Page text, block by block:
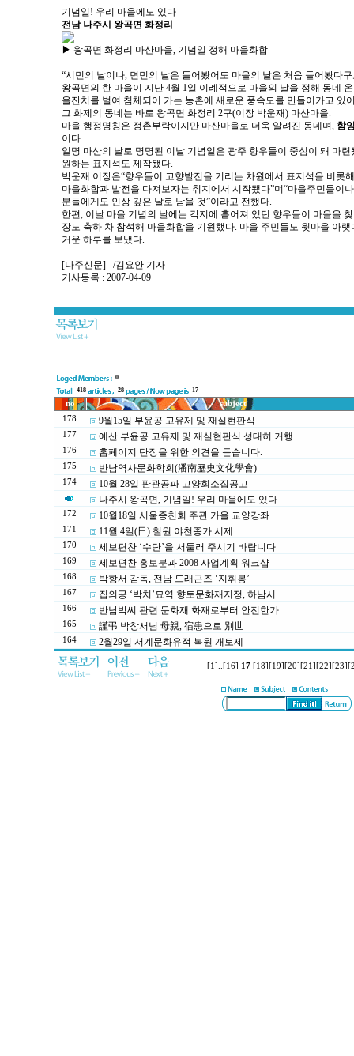
기념일! 우리 마을에도 있다
전남 나주시 왕곡면 화정리
▶ 왕곡면 화정리 마산마을, 기념일 정해 마을화합
“시민의 날이나, 면민의 날은 들어봤어도 마을의 날은 처음 들어봤다
왕곡면의 한 마을이 지난 4월 1일 이례적으로 마을의 날을 정해 동네
을잔치를 벌여 침체되어 가는 농촌에 새로운 풍속도를 만들어가고 있
그 화제의 동네는 바로 왕곡면 화정리 2구(이장 박운재) 마산마을.
마을 행정명칭은 정촌부락이지만 마산마을로 더욱 알려진 동네며, 함
이다.
일명 마산의 날로 명명된 이날 기념일은 광주 향우들이 중심이 돼 마
원하는 표지석도 제작됐다.
박운재 이장은“향우들이 고향발전을 기리는 차원에서 표지석을 비롯
마을화합과 발전을 다져보자는 취지에서 시작됐다”며“마을주민들이
분들에게도 인상 깊은 날로 남을 것”이라고 전했다.
한편, 이날 마을 기념의 날에는 각지에 흩어져 있던 향우들이 마을을
장도 축하 차 참석해 마을화합을 기원했다. 마을 주민들도 윗마을 아
거운 하루를 보냈다.
[나주신문] /김요안 기자
기사등록 : 2007-04-09
0
418
28 17
no
subject
178
9월15일 부윤공 고유제 및 재실현판식
177 예산 부윤공 고유제 및 재실현판식 성대히 거행
176 홈페이지 단장을 위한 의견을 듣습니다.
175 반남역사문화학회(潘南歷史文化學會)
174
10월 28일 판관공파 고양회소집공고
나주시 왕곡면, 기념일! 우리 마을에도 있다
172 10월18일 서울종친회 주관 가을 교양강좌
171 11월 4일(日) 철원 야천종가 시제
170 세보편찬 ‘수단’을 서둘러 주시기 바랍니다
169 세보편찬 홍보분과 2008 사업계획 워크샵
168 박항서 감독, 전남 드래곤즈 ‘지휘봉’
167 집의공 ‘박치’묘역 향토문화재지정, 하남시
166 반남박씨 관련 문화재 화재로부터 안전한가
165 謹弔 박창서님 母親, 宿患으로 別世
164 2월29일 서계문화유적 복원 개토제
[1] [16] 17 [18] [19] [20] [21] [22] [23]